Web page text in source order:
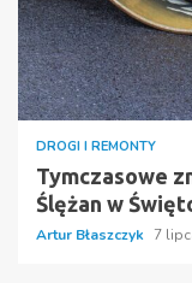
DROGI I REMONTY
Tymczasowe
Ślężan w
Artur Błaszczyk 7